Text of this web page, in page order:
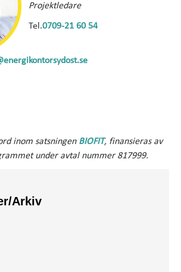
Projektledare
Tel.0709-21 60 54
inom satsningen BIOFIT, finansieras av
under avtal nummer 817999.
Arkiv